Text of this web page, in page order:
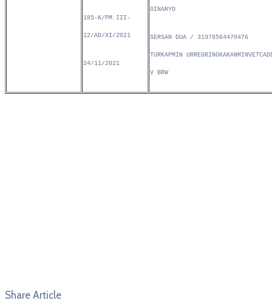
185-K/PM.III-
12/AD/XI/2021
24/11/2021
GINARYO
SERSAN DUA / 31970564470476
TURKAPMIN
V BRW
Share Article